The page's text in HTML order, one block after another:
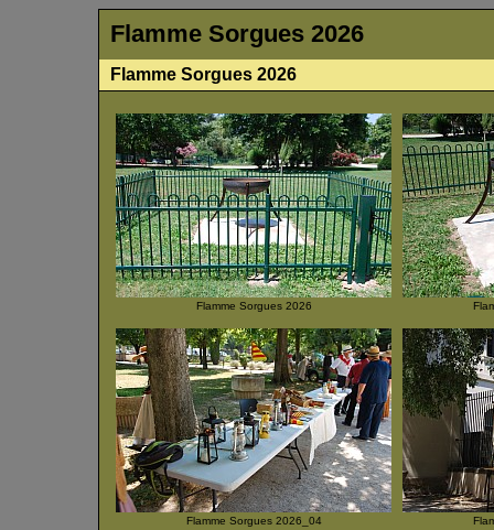
Flamme Sorgues 2026
Flamme Sorgues 2026
Flamme Sorgues 2026
Flamme Sorgues 2026_04